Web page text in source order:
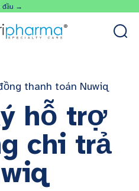
đầu →
thanh toán Nuwiq
hỗ trợ
chi trả